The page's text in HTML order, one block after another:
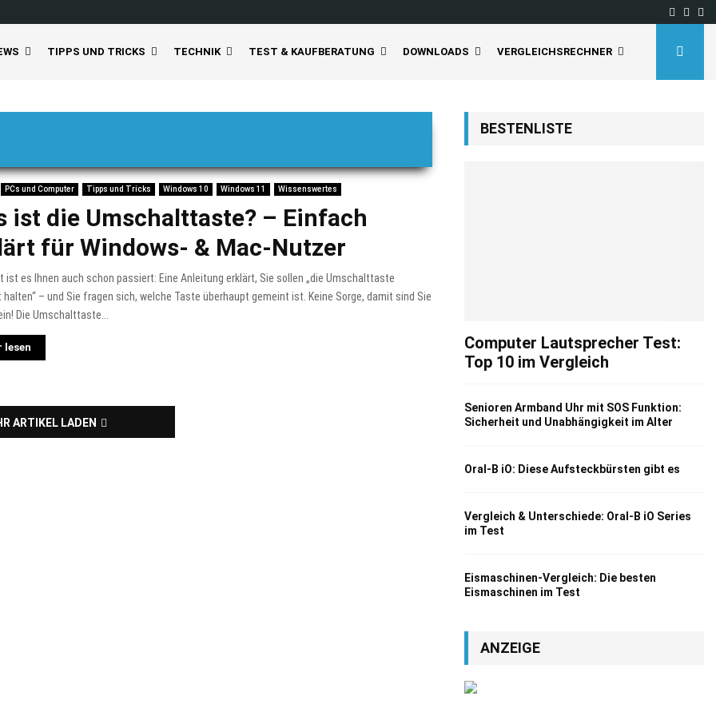
TIPPS UND TRICKS TECHNIK TEST & KAUFBERATUNG DOWNLOADS VERGLEICHSRECHNER
PCs und Computer Tipps und Tricks Windows 10 Windows 11 Wissenswertes
ist die Umschalttaste? – Einfach
für Windows- & Mac-Nutzer
ist es Ihnen auch schon passiert: Eine Anleitung erklärt, Sie sollen „die Umschalttaste
halten“ – und Sie fragen sich, welche Taste überhaupt gemeint ist. Keine Sorge, damit sind Sie
Die Umschalttaste...
lesen
ARTIKEL LADEN
BESTENLISTE
Computer Lautsprecher Test:
Top 10 im Vergleich
Senioren Armband Uhr mit SOS Funktion:
Sicherheit und Unabhängigkeit im Alter
Oral-B iO: Diese Aufsteckbürsten gibt es
Vergleich & Unterschiede: Oral-B iO Series
im Test
Eismaschinen-Vergleich: Die besten
Eismaschinen im Test
ANZEIGE